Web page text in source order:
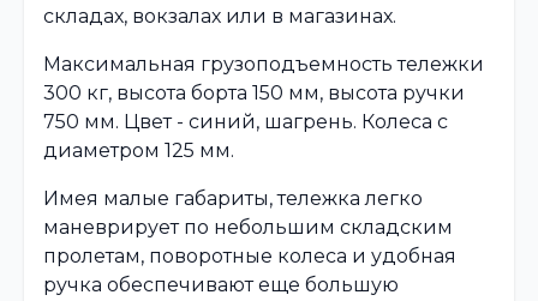
складах, вокзалах или в магазинах.
Максимальная грузоподъемность тележки
300 кг, высота борта 150 мм, высота ручки
750 мм. Цвет - синий, шагрень. Колеса с
диаметром 125 мм.
Имея малые габариты, тележка легко
маневрирует по небольшим складским
пролетам, поворотные колеса и удобная
ручка обеспечивают еще большую